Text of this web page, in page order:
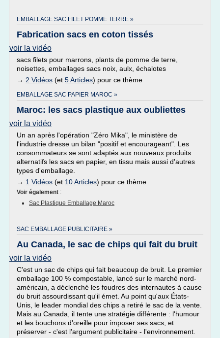
EMBALLAGE SAC FILET POMME TERRE »
Fabrication sacs en coton tissés
voir la vidéo
sacs filets pour marrons, plants de pomme de terre,
noisettes, emballages sacs noix, aulx, échalotes
→ 2 Vidéos (et 5 Articles) pour ce thème
EMBALLAGE SAC PAPIER MAROC »
Maroc: les sacs plastique aux oubliettes
voir la vidéo
Un an après l'opération "Zéro Mika", le ministère de
l'industrie dresse un bilan "positif et encourageant". Les
consommateurs se sont adaptés aux nouveaux produits
alternatifs les sacs en papier, en tissu mais aussi d'autres
types d'emballage.
→ 1 Vidéos (et 10 Articles) pour ce thème
Voir également :
Sac Plastique Emballage Maroc
SAC EMBALLAGE PUBLICITAIRE »
Au Canada, le sac de chips qui fait du bruit
voir la vidéo
C'est un sac de chips qui fait beaucoup de bruit. Le premier
emballage 100 % compostable, lancé sur le marché nord-
américain, a déclenché les foudres des internautes à cause
du bruit assourdissant qu'il émet. Au point qu'aux États-
Unis, le leader mondial des chips a retiré le sac de la vente.
Mais au Canada, il tente une stratégie différente : l'humour
et les bouchons d'oreille pour imposer ses sacs, et
préserver - c'est l'argument publicitaire - l'environnement.